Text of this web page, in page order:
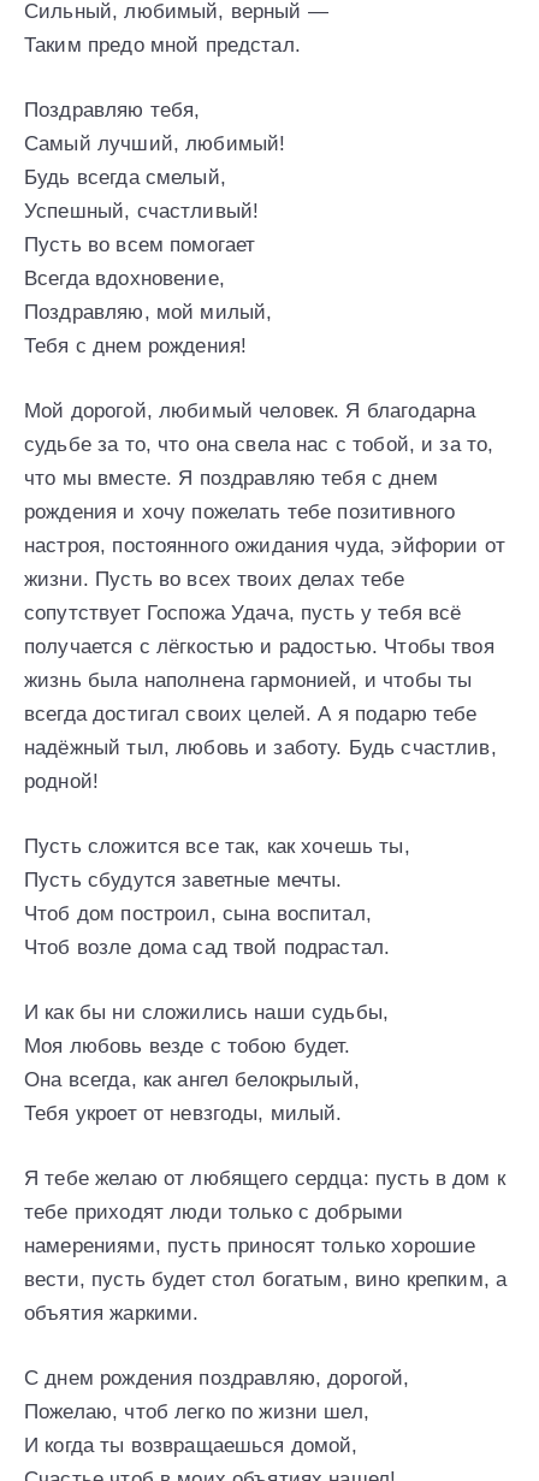
Сильный, любимый, верный —
Таким предо мной предстал.
Поздравляю тебя,
Самый лучший, любимый!
Будь всегда смелый,
Успешный, счастливый!
Пусть во всем помогает
Всегда вдохновение,
Поздравляю, мой милый,
Тебя с днем рождения!
Мой дорогой, любимый человек. Я благодарна
судьбе за то, что она свела нас с тобой, и за то,
что мы вместе. Я поздравляю тебя с днем
рождения и хочу пожелать тебе позитивного
настроя, постоянного ожидания чуда, эйфории от
жизни. Пусть во всех твоих делах тебе
сопутствует Госпожа Удача, пусть у тебя всё
получается с лёгкостью и радостью. Чтобы твоя
жизнь была наполнена гармонией, и чтобы ты
всегда достигал своих целей. А я подарю тебе
надёжный тыл, любовь и заботу. Будь счастлив,
родной!
Пусть сложится все так, как хочешь ты,
Пусть сбудутся заветные мечты.
Чтоб дом построил, сына воспитал,
Чтоб возле дома сад твой подрастал.
И как бы ни сложились наши судьбы,
Моя любовь везде с тобою будет.
Она всегда, как ангел белокрылый,
Тебя укроет от невзгоды, милый.
Я тебе желаю от любящего сердца: пусть в дом к
тебе приходят люди только с добрыми
намерениями, пусть приносят только хорошие
вести, пусть будет стол богатым, вино крепким, а
объятия жаркими.
С днем рождения поздравляю, дорогой,
Пожелаю, чтоб легко по жизни шел,
И когда ты возвращаешься домой,